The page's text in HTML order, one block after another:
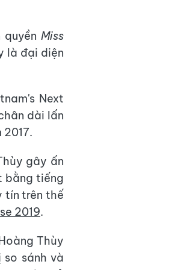
Miss
là đại diện
Next
dài lấn
gây ấn
bằng tiếng
tín trên thế
2019.
Thùy
sánh và